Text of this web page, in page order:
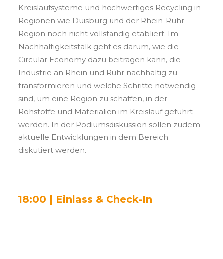
Kreislaufsysteme und hochwertiges Recycling in
Regionen wie Duisburg und der Rhein-Ruhr-
Region noch nicht vollständig etabliert. Im
Nachhaltigkeitstalk geht es darum, wie die
Circular Economy dazu beitragen kann, die
Industrie an Rhein und Ruhr nachhaltig zu
transformieren und welche Schritte notwendig
sind, um eine Region zu schaffen, in der
Rohstoffe und Materialien im Kreislauf geführt
werden. In der Podiumsdiskussion sollen zudem
aktuelle Entwicklungen in dem Bereich
diskutiert werden.
18:00 | Einlass & Check-In